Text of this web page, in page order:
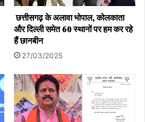
छत्तीसगढ़ के अलावा भोपाल, कोलकाता
और दिल्ली समेत 60 स्थानों पर हम कर रहे
हैं छानबीन
27/03/2025